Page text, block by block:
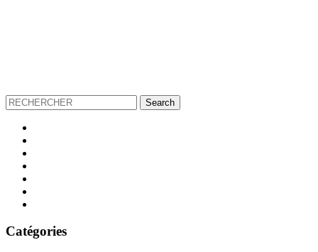
Catégories